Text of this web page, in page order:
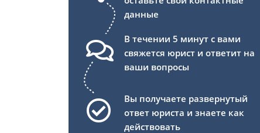
данные
В течении 5 минут с вами
свяжется юрист и ответит на
ваши вопросы
Вы получаете развернутый
ответ юриста и знаете как
действовать